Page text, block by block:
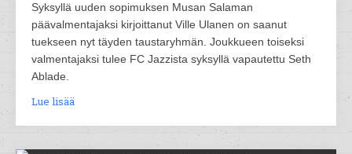
Syksyllä uuden sopimuksen Musan Salaman
päävalmentajaksi kirjoittanut Ville Ulanen on saanut
tuekseen nyt täyden taustaryhmän. Joukkueen toiseksi
valmentajaksi tulee FC Jazzista syksyllä vapautettu Seth
Ablade.
Lue lisää